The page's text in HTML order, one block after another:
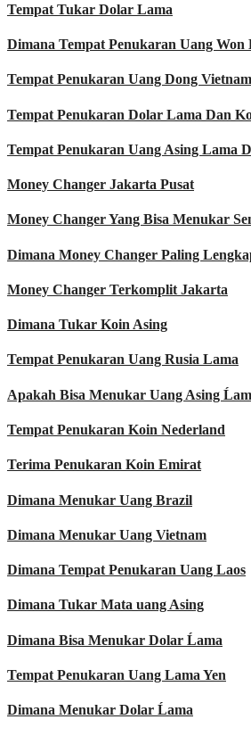
Tempat Tukar Dolar Lama
Dimana Tempat Penukaran Uang Won
Tempat Penukaran Uang Dong Vietnam
Tempat Penukaran Dolar Lama Dan
Tempat Penukaran Uang Asing Lama
Money Changer Jakarta Pusat
Money Changer Yang Bisa Menukar
Dimana Money Changer Paling
Money Changer Terkomplit Jakarta
Dimana Tukar Koin Asing
Tempat Penukaran Uang Rusia Lama
Apakah Bisa Menukar Uang Asing
Tempat Penukaran Koin Nederland
Terima Penukaran Koin Emirat
Dimana Menukar Uang Brazil
Dimana Menukar Uang Vietnam
Dimana Tempat Penukaran Uang Laos
Dimana Tukar Mata uang Asing
Dimana Bisa Menukar Dolar Ĺama
Tempat Penukaran Uang Lama Yen
Dimana Menukar Dolar Ĺama